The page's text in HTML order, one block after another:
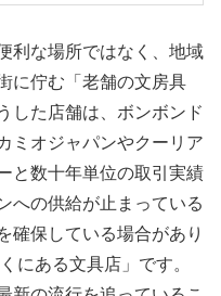
利な場所ではなく、地域
に佇む「老舗の文房具
した店舗は、ボンボンド
ミオジャパンやクーリア
と数十年単位の取引実績
への供給が止まっている
確保している場合があり
にある文具店」です。